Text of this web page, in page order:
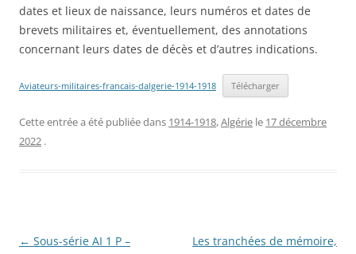
dates et lieux de naissance, leurs numéros et dates de
brevets militaires et, éventuellement, des annotations
concernant leurs dates de décès et d’autres indications.
Aviateurs-militaires-francais-dalgerie-1914-1918 Télécharger
Cette entrée a été publiée dans 1914-1918,Algérie le 17 décembre
2022 .
Navigation
← Sous-série AI 1 P –
Les tranchées de mémoire,